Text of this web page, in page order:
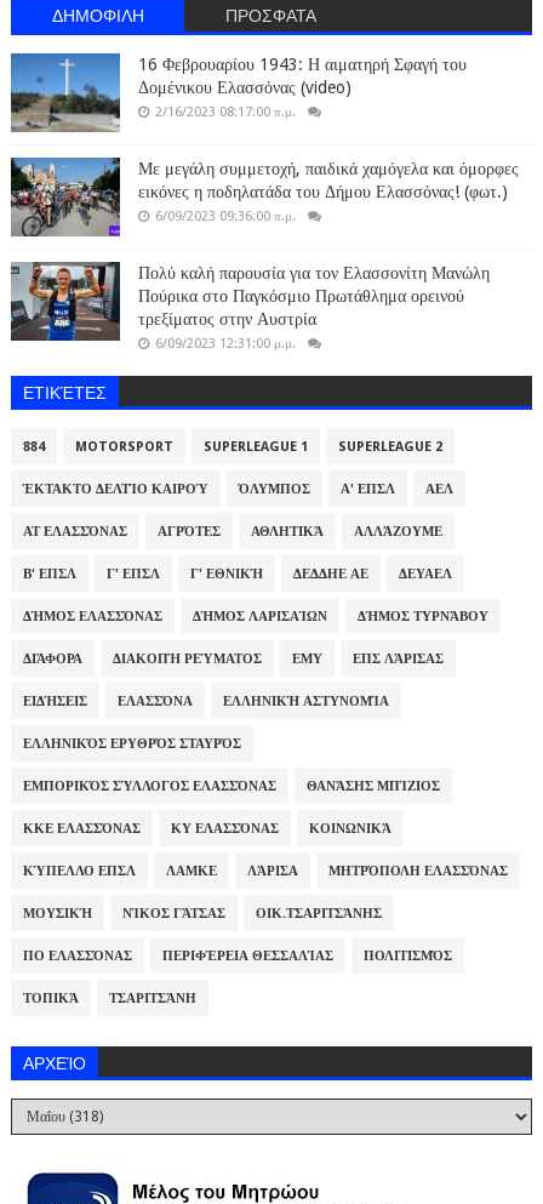
ΔΗΜΟΦΙΛΗ ΠΡΟΣΦΑΤΑ
16 Φεβρουαρίου 1943: Η αιματηρή Σφαγή του
Δομένικου Ελασσόνας (video)
2/16/2023 08:17:00 π.μ.
Με μεγάλη συμμετοχή, παιδικά χαμόγελα και όμορφες
εικόνες η ποδηλατάδα του Δήμου Ελασσόνας! (φωτ.)
6/09/2023 09:36:00 π.μ.
Πολύ καλή παρουσία για τον Ελασσονίτη Μανώλη
Πούρικα στο Παγκόσμιο Πρωτάθλημα ορεινού
τρεξίματος στην Αυστρία
6/09/2023 12:31:00 μ.μ.
ΕΤΙΚΈΤΕΣ
884 MOTORSPORT SUPERLEAGUE 1 SUPERLEAGUE 2
ΈΚΤΑΚΤΟ ΔΕΛΤΊΟ ΚΑΙΡΟΎ ΌΛΥΜΠΟΣ Α' ΕΠΣΛ ΑΕΛ
ΑΤ ΕΛΑΣΣΌΝΑΣ ΑΓΡΌΤΕΣ ΑΘΛΗΤΙΚΆ ΑΛΛΆΖΟΥΜΕ
Β' ΕΠΣΛ Γ' ΕΠΣΛ Γ' ΕΘΝΙΚΉ ΔΕΔΔΗΕ ΑΕ ΔΕΥΑΕΛ
ΔΉΜΟΣ ΕΛΑΣΣΌΝΑΣ ΔΉΜΟΣ ΛΑΡΙΣΑΊΩΝ ΔΉΜΟΣ ΤΥΡΝΆΒΟΥ
ΔΙΆΦΟΡΑ ΔΙΑΚΟΠΉ ΡΕΎΜΑΤΟΣ ΕΜΥ ΕΠΣ ΛΆΡΙΣΑΣ
ΕΙΔΉΣΕΙΣ ΕΛΑΣΣΌΝΑ ΕΛΛΗΝΙΚΉ ΑΣΤΥΝΟΜΊΑ
ΕΛΛΗΝΙΚΌΣ ΕΡΥΘΡΌΣ ΣΤΑΥΡΌΣ
ΕΜΠΟΡΙΚΌΣ ΣΎΛΛΟΓΟΣ ΕΛΑΣΣΌΝΑΣ ΘΑΝΆΣΗΣ ΜΠΊΖΙΟΣ
ΚΚΕ ΕΛΑΣΣΌΝΑΣ ΚΥ ΕΛΑΣΣΌΝΑΣ ΚΟΙΝΩΝΙΚΆ
ΚΎΠΕΛΛΟ ΕΠΣΛ ΛΑΜΚΕ ΛΆΡΙΣΑ ΜΗΤΡΌΠΟΛΗ ΕΛΑΣΣΌΝΑΣ
ΜΟΥΣΙΚΉ ΝΊΚΟΣ ΓΆΤΣΑΣ ΟΙΚ.ΤΣΑΡΙΤΣΆΝΗΣ
ΠΟ ΕΛΑΣΣΌΝΑΣ ΠΕΡΙΦΈΡΕΙΑ ΘΕΣΣΑΛΊΑΣ ΠΟΛΙΤΙΣΜΌΣ
ΤΟΠΙΚΆ ΤΣΑΡΙΤΣΆΝΗ
ΑΡΧΕΊΟ